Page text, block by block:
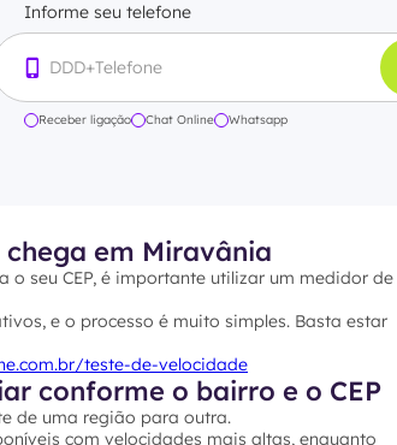
Informe seu telefone
Receber ligação Chat Online Whatsapp
em Miravânia
seu CEP, é importante utilizar um medidor de
e o processo é muito simples. Basta estar
teste-de-velocidade
conforme o bairro e o CEP
de uma região para outra.
com velocidades mais altas, enquanto